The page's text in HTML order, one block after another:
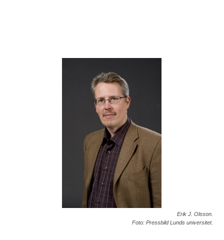
Erik J. Olsson.
Foto: Pressbild Lunds universitet.